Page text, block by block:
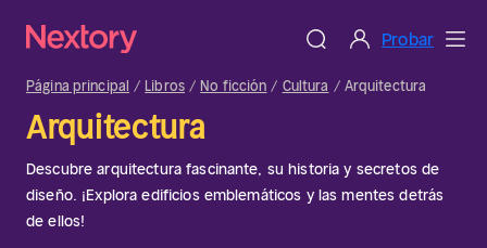
Probar
Página principal Libros No ficción Cultura Arquitectura
Arquitectura
Descubre arquitectura fascinante, su historia y secretos de
diseño. ¡Explora edificios emblemáticos y las mentes detrás
de ellos!